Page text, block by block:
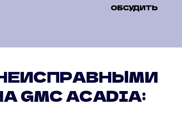
ОБСУДИТЬ
ACADIA: